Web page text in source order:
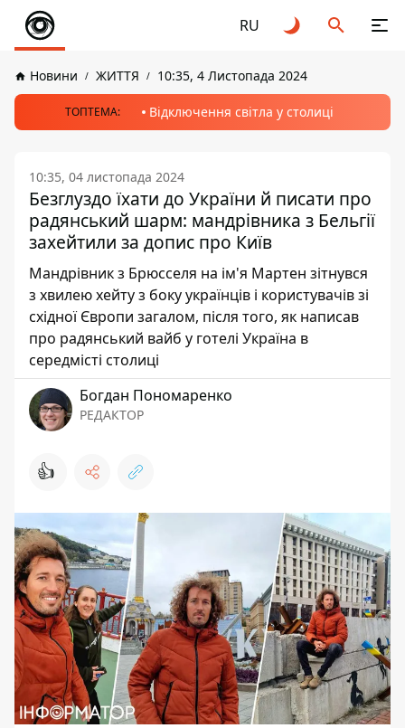
RU
Новини ЖИТТЯ 10:35, 4 Листопада 2024
ТОПТЕМА: Відключення світла у столиці
10:35, 04 листопада 2024
Безглуздо їхати до України й писати про
радянський шарм: мандрівника з Бельгії
захейтили за допис про Київ
Мандрівник з Брюсселя на ім'я Мартен зітнувся
з хвилею хейту з боку українців і користувачів зі
східної Європи загалом, після того, як написав
про радянський вайб у готелі Україна в
середмісті столиці
Богдан Пономаренко
РЕДАКТОР
👍